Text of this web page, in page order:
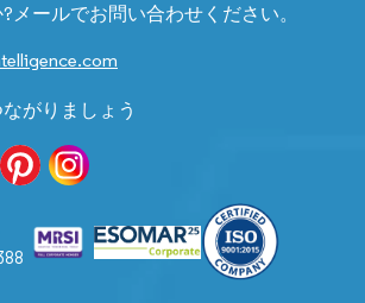
メールでお問い合わせください。
がりましょう